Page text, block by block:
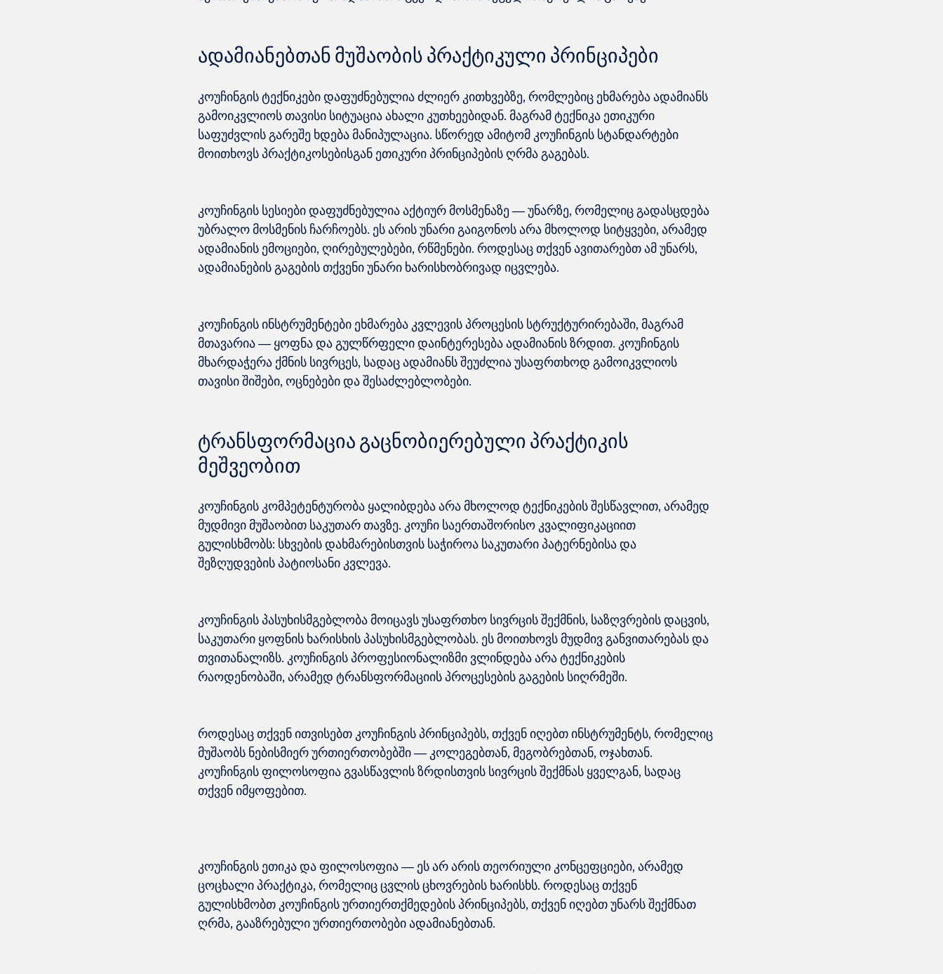
ადამიანებთან მუშაობის პრაქტიკული პრინციპები
კოუჩინგის ტექნიკები დაფუძნებულია ძლიერ კითხვებზე, რომლებიც ეხმარება ადამიანს
გამოიკვლიოს თავისი სიტუაცია ახალი კუთხეებიდან. მაგრამ ტექნიკა ეთიკური
საფუძვლის გარეშე ხდება მანიპულაცია. სწორედ ამიტომ კოუჩინგის სტანდარტები
კოუჩინგის სესიები დაფუძნებულია აქტიურ მოსმენაზე — უნარზე, რომელიც გადასცდება
უბრალო მოსმენის ჩარჩოებს. ეს არის უნარი გაიგონოს არა მხოლოდ სიტყვები, არამედ
ადამიანის ემოციები, ღირებულებები, რწმენები. როდესაც თქვენ ავითარებთ ამ უნარს,
კოუჩინგის ინსტრუმენტები ეხმარება კვლევის პროცესის სტრუქტურირებაში, მაგრამ
მთავარია — ყოფნა და გულწრფელი დაინტერესება ადამიანის ზრდით. კოუჩინგის
მხარდაჭერა ქმნის სივრცეს, სადაც ადამიანს შეუძლია უსაფრთხოდ გამოიკვლიოს
ტრანსფორმაცია გაცნობიერებული პრაქტიკის
მეშვეობით
კოუჩინგის კომპეტენტურობა ყალიბდება არა მხოლოდ ტექნიკების შესწავლით, არამედ
მუდმივი მუშაობით საკუთარ თავზე. კოუჩი საერთაშორისო კვალიფიკაციით
გულისხმობს: სხვების დახმარებისთვის საჭიროა საკუთარი პატერნებისა და
კოუჩინგის პასუხისმგებლობა მოიცავს უსაფრთხო სივრცის შექმნის, საზღვრების დაცვის,
საკუთარი ყოფნის ხარისხის პასუხისმგებლობას. ეს მოითხოვს მუდმივ განვითარებას და
თვითანალიზს. კოუჩინგის პროფესიონალიზმი ვლინდება არა ტექნიკების
როდესაც თქვენ ითვისებთ კოუჩინგის პრინციპებს, თქვენ იღებთ ინსტრუმენტს, რომელიც
მუშაობს ნებისმიერ ურთიერთობებში — კოლეგებთან, მეგობრებთან, ოჯახთან.
კოუჩინგის ფილოსოფია გვასწავლის ზრდისთვის სივრცის შექმნას ყველგან, სადაც
კოუჩინგის ეთიკა და ფილოსოფია — ეს არ არის თეორიული კონცეფციები, არამედ
ცოცხალი პრაქტიკა, რომელიც ცვლის ცხოვრების ხარისხს. როდესაც თქვენ
გულისხმობთ კოუჩინგის ურთიერთქმედების პრინციპებს, თქვენ იღებთ უნარს შექმნათ